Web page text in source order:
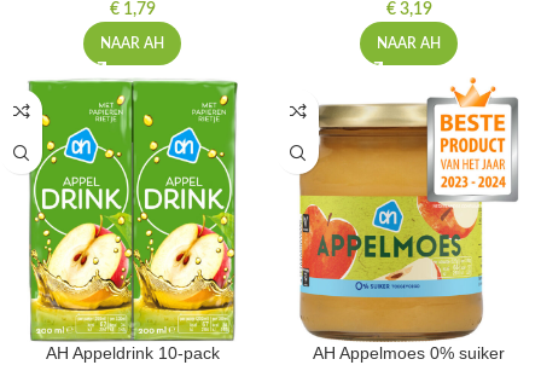
€1,79
NAAR AH
€3,19
NAAR AH
AH Appeldrink 10-pack
AH Appelmoes 0% suiker